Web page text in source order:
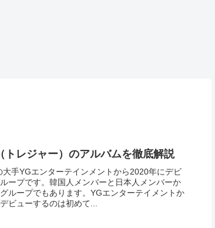
レジャー）のアルバムを徹底解説
大手YGエンターテインメントから2020年にデビ
ープです。韓国人メンバーと日本人メンバーか
ループでもあります​。YGエンターテイメントか
ビューするのは初めて...